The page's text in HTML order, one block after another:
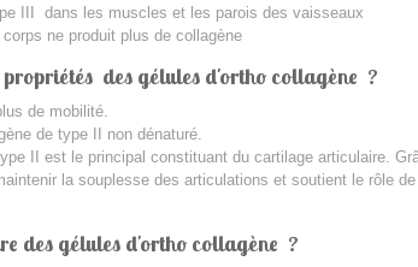
III dans les muscles et les parois des vaisseaux
ne produit plus de collagène
propriétés des gélules d'ortho collagène ?
de mobilité.
de type II non dénaturé.
II est le principal constituant du cartilage articulaire.
la souplesse des articulations et soutient le rôle
des gélules d'ortho collagène ?